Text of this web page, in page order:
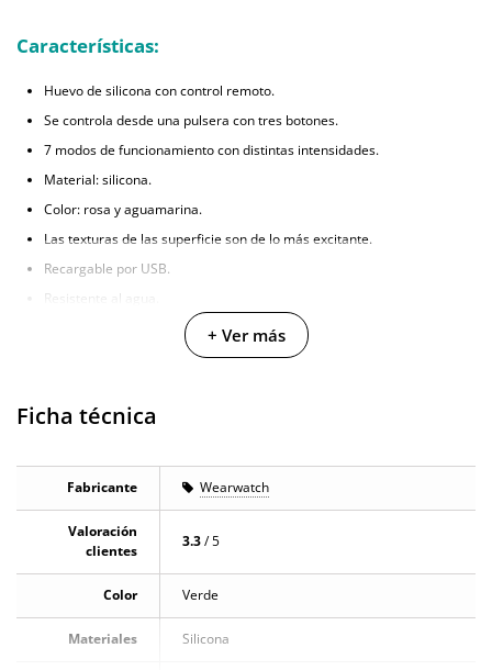
Características:
Huevo de silicona con control remoto.
Se controla desde una pulsera con tres botones.
7 modos de funcionamiento con distintas intensidades.
Material: silicona.
Color: rosa y aguamarina.
Las texturas de las superficie son de lo más excitante.
Recargable por USB.
Resistente al agua.
+ Ver más
Ficha técnica
Fabricante Wearwatch
Valoración
clientes
3.3/ 5
Color Verde
Materiales Silicona